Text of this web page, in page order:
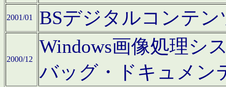
2001/01 BSデジタルコンテ
2000/12
Windows画像処理シ
バッグ・ドキュメン